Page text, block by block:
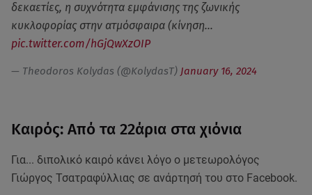
δεκαετίες, η συχνότητα εμφάνισης της ζωνικής
κυκλοφορίας στην ατμόσφαιρα (κίνηση…
pic.twitter.com/hGjQwXzOIP
— Theodoros Kolydas (@KolydasT) January 16, 2024
Καιρός: Από τα 22άρια στα χιόνια
Για... διπολικό καιρό κάνει λόγο ο μετεωρολόγος
Γιώργος Τσατραφύλλιας σε ανάρτησή του στο Facebook.